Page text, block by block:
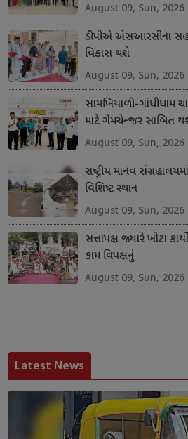
August 09, Sun, 2026
ડીપીએ એસઆરસીના
વિકાસ થશે
August 09, Sun, 2026
સામખિયાળી-ગાંધીધામ
માટે ગેમચેન્જર સાબિત
August 09, Sun, 2026
રાષ્ટ્રીય માનવ
વિશિષ્ટ સ્થાન
August 09, Sun, 2026
સત્તાપક્ષ જ્યારે ખોટા
કામ વિપક્ષનું
August 09, Sun, 2026
Latest News